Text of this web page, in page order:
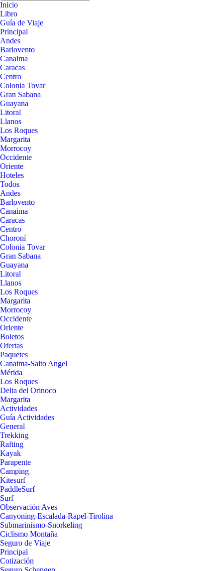
Inicio
Libro
Guía de Viaje
Principal
Andes
Barlovento
Canaima
Caracas
Centro
Colonia Tovar
Gran Sabana
Guayana
Litoral
Llanos
Los Roques
Margarita
Morrocoy
Occidente
Oriente
Hoteles
Todos
Andes
Barlovento
Canaima
Caracas
Centro
Choroní
Colonia Tovar
Gran Sabana
Guayana
Litoral
Llanos
Los Roques
Margarita
Morrocoy
Occidente
Oriente
Boletos
Ofertas
Paquetes
Canaima-Salto Angel
Mérida
Los Roques
Delta del Orinoco
Margarita
Actividades
Guía Actividades
General
Trekking
Rafting
Kayak
Parapente
Camping
Kitesurf
PaddleSurf
Surf
Observación Aves
Canyoning-Escalada-Rapel-Tirolina
Submarinismo-Snorkeling
Ciclismo Montaña
Seguro de Viaje
Principal
Cotización